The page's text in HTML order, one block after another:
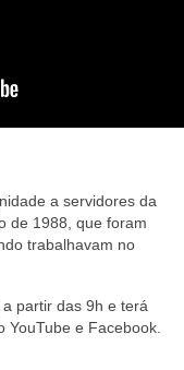
a servidores da
de 1988, que foram
trabalhavam no
partir das 9h e terá
e Facebook.